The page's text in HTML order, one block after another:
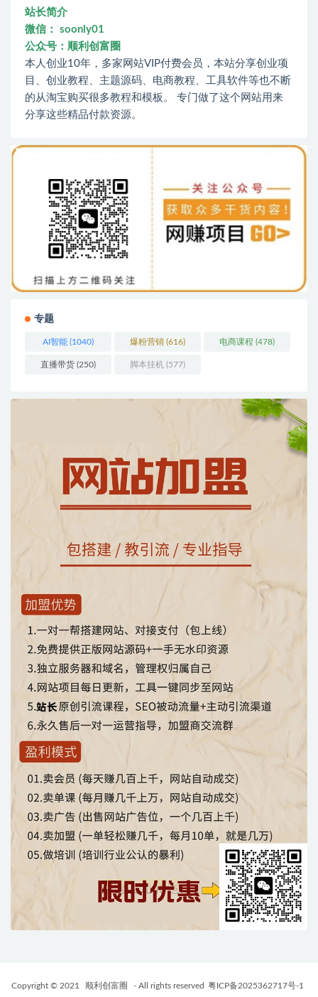
站长简介
微信： soonly01
公众号：顺利创富圈
本人创业10年，多家网站VIP付费会员，本站分享创业项
目、创业教程、主题源码、电商教程、工具软件等也不断
的从淘宝购买很多教程和模板。 专门做了这个网站用来
分享这些精品付款资源。
专题
AI智能 (1040) 爆粉营销 (616) 电商课程 (478)
直播带货 (250) 脚本挂机 (577)
Copyright © 2021 顺利创富圈 - All rights reserved 粤ICP备2025362717号-1